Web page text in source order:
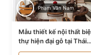
Phạm Văn Nam
Mẫu thiết kế nội thất
thự hiện đại gỗ tại Thái
Bình NT9188719